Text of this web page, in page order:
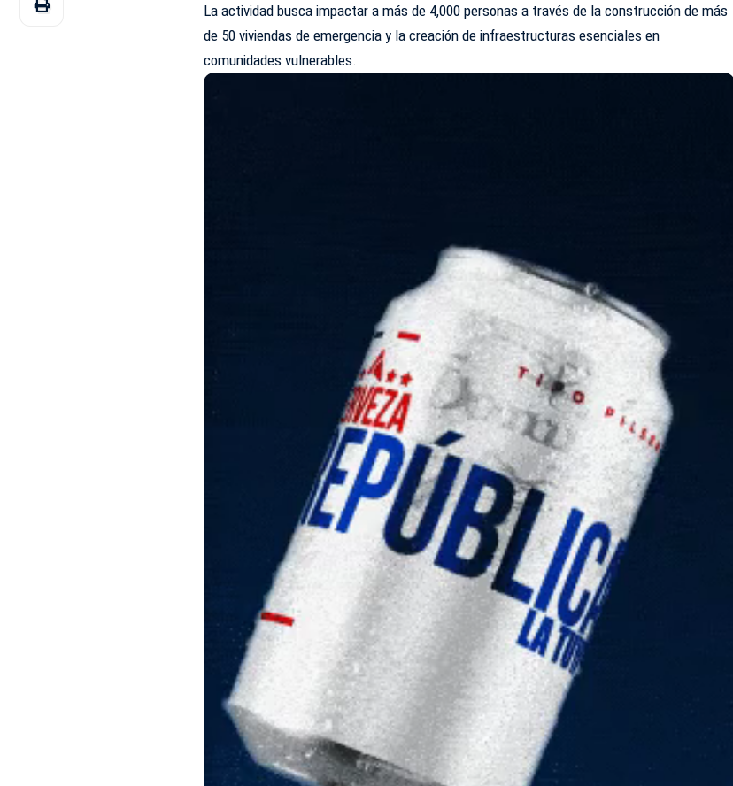
La actividad busca impactar a más de 4,000 personas a través de la construcción de más
de 50 viviendas de emergencia y la creación de infraestructuras esenciales en
comunidades vulnerables.